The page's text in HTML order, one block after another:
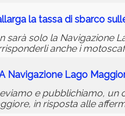
la tassa di sbarco
sarà solo la Navigazione
anche i
Navigazione Lago
e pubblichiamo, un
in risposta alle